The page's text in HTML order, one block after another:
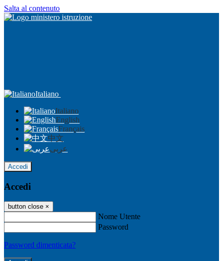
Salta al contenuto
Italiano
Italiano
English
Français
中文
عربى
Accedi
Accedi
button close ×
Nome Utente
Password
Password dimenticata?